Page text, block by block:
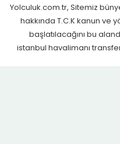
Yolculuk.com.tr, Sitemiz
hakkında T.C.K kanun ve
başlatılacağını bu
istanbul havalimanı